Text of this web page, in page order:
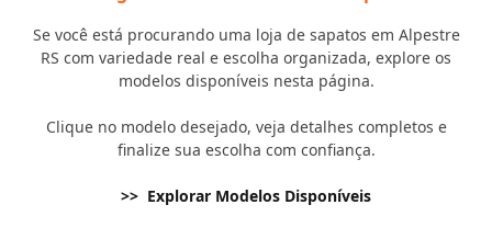
Se você está procurando uma loja de sapatos em Alpestre
RS com variedade real e escolha organizada, explore os
modelos disponíveis nesta página.
Clique no modelo desejado, veja detalhes completos e
finalize sua escolha com confiança.
>> Explorar Modelos Disponíveis